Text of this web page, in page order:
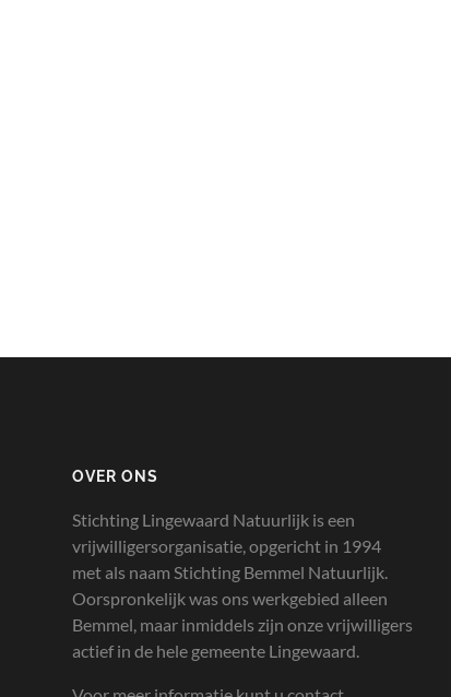
OVER ONS
Stichting Lingewaard Natuurlijk is een
vrijwilligersorganisatie, opgericht in 1994
met als naam Stichting Bemmel Natuurlijk.
Oorspronkelijk was ons werkgebied alleen
Bemmel, maar inmiddels zijn onze vrijwilligers
actief in de hele gemeente Lingewaard.